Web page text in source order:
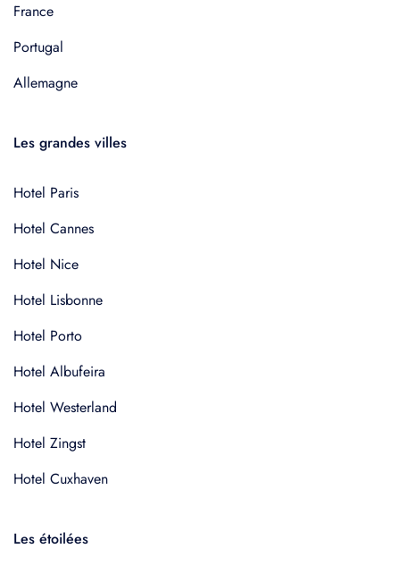
France
Portugal
Allemagne
Les grandes villes
Hotel Paris
Hotel Cannes
Hotel Nice
Hotel Lisbonne
Hotel Porto
Hotel Albufeira
Hotel Westerland
Hotel Zingst
Hotel Cuxhaven
Les étoilées